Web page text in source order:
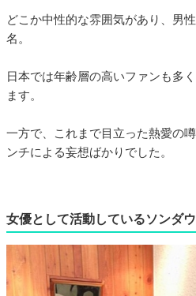
どこか中性的な雰囲気があり、男
名。
日本では年齢層の高いファンも多
ます。
一方で、これまで目立った熱愛の
ンチによる妄想ばかりでした。
女優として活動しているソンダ